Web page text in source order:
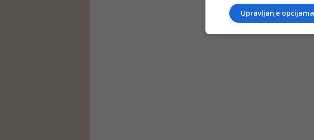
Upravljanje opcijama